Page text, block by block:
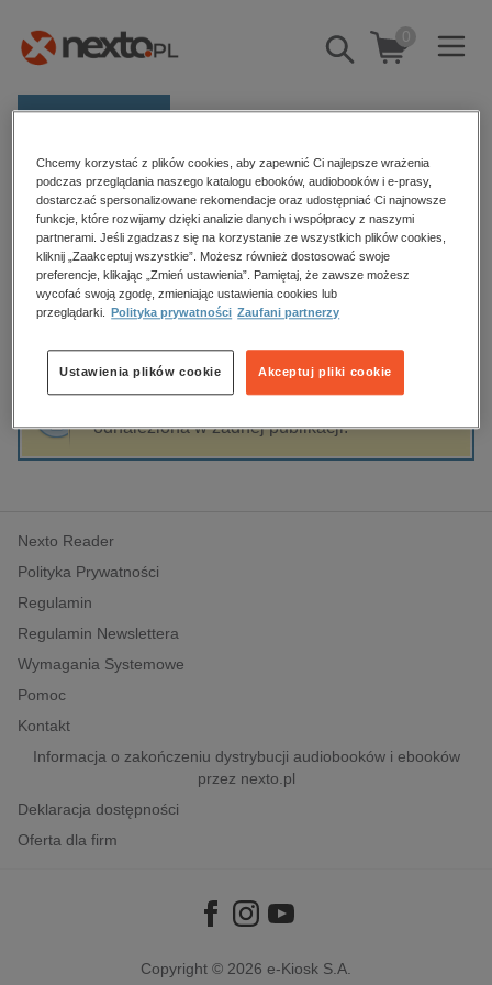
Pokaż/schowaj
wyszukiwarkę
0
E-prasa
Kategorie
Zobacz wszystkie E-prasa
budownictwo, aranżacja wnętrz
biznesowe, branżowe, gospodarka
edukacja
hobby, sport, rozrywka
komputery, internet, technologie, informatyka
polityka, społeczno-informacyjne
psychologiczne
inne
popularno-naukowe
historia
Strona główna Andreas Venier
Andreas Venier
Sortowanie Filtrowanie
odnaleziona w żadnej publikacji.
Nexto Reader
Polityka Prywatności
Regulamin
Regulamin Newslettera
Wymagania Systemowe
Pomoc
Kontakt
Informacja o zakończeniu dystrybucji audiobooków i ebooków
przez nexto.pl
Deklaracja dostępności
Oferta dla firm
Copyright © 2026 e-Kiosk S.A.
Chcemy korzystać z plików cookies, aby zapewnić Ci najlepsze wrażenia
podczas przeglądania naszego katalogu ebooków, audiobooków i e-prasy,
dostarczać spersonalizowane rekomendacje oraz udostępniać Ci najnowsze
funkcje, które rozwijamy dzięki analizie danych i współpracy z naszymi
partnerami. Jeśli zgadzasz się na korzystanie ze wszystkich plików cookies,
kliknij „Zaakceptuj wszystkie”. Możesz również dostosować swoje
preferencje, klikając „Zmień ustawienia”. Pamiętaj, że zawsze możesz
wycofać swoją zgodę, zmieniając ustawienia cookies lub
przeglądarki.
Polityka prywatności Zaufani partnerzy
Akceptuj pliki cookie
Ustawienia plików cookie